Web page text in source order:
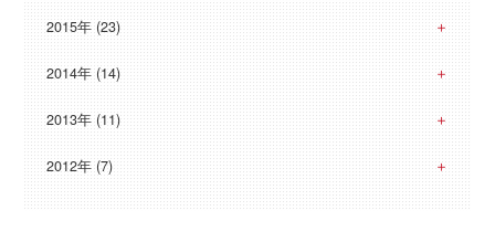
2015年 (23)
2014年 (14)
2013年 (11)
2012年 (7)